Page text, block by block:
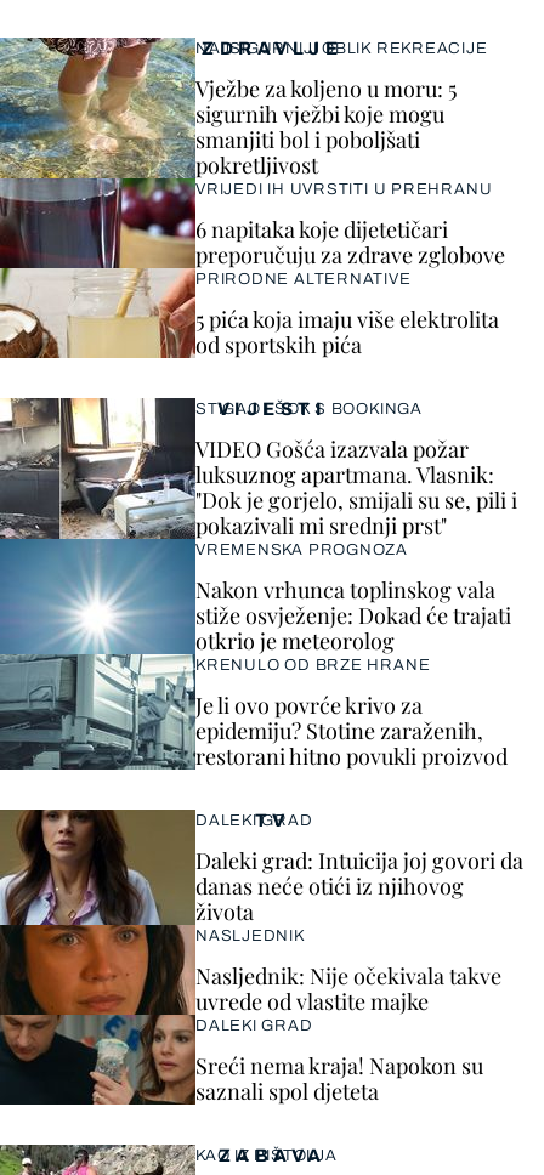
VIJESTI
STIGAO I ŠOK S BOOKINGA
VIDEO Gošća izazvala požar
luksuznog apartmana. Vlasnik:
"Dok je gorjelo, smijali su se, pili i
pokazivali mi srednji prst"
VREMENSKA PROGNOZA
Nakon vrhunca toplinskog vala
stiže osvježenje: Dokad će trajati
otkrio je meteorolog
KRENULO OD BRZE HRANE
Je li ovo povrće krivo za
epidemiju? Stotine zaraženih,
restorani hitno povukli proizvod
ZDRAVLJE
NAJSIGURNIJI OBLIK REKREACIJE
Vježbe za koljeno u moru: 5
sigurnih vježbi koje mogu
smanjiti bol i poboljšati
pokretljivost
VRIJEDI IH UVRSTITI U PREHRANU
6 napitaka koje dijetetičari
preporučuju za zdrave zglobove
PRIRODNE ALTERNATIVE
5 pića koja imaju više elektrolita
od sportskih pića
ZABAVA
KAO IZ PIŠTOLJA
TV
DALEKI GRAD
Daleki grad: Intuicija joj govori da
danas neće otići iz njihovog
života
NASLJEDNIK
Nasljednik: Nije očekivala takve
uvrede od vlastite majke
DALEKI GRAD
Sreći nema kraja! Napokon su
saznali spol djeteta